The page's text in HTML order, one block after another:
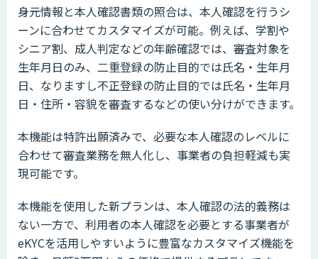
身元情報と本人確認書類の照合は、本人確認を行うシ
ーンに合わせてカスタマイズが可能。例えば、学割や
シニア割、成人判定などの年齢確認では、審査対象を
生年月日のみ、二重登録の防止目的では氏名・生年月
日、なりますし不正登録の防止目的では氏名・生年月
日・住所・容貌を審査するなどの使い分けができます。
本機能は特許出願済みで、必要な本人確認のレベルに
合わせて審査業務を無人化し、事業者の負担軽減も実
現可能です。
本機能を使用した新プランは、本人確認の法的義務は
ない一方で、利用者の本人確認を必要とする事業者が
eKYCを活用しやすいように豊富なカスタマイズ機能を